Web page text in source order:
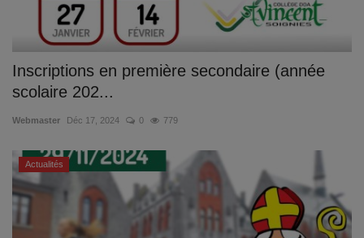
Inscriptions en première secondaire (année
scolaire 202...
Webmaster Déc 17, 2024 0 779
Actualités